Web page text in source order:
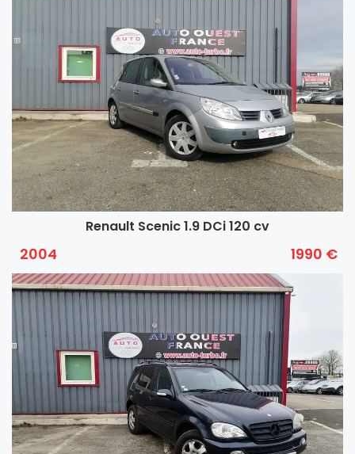
Renault Scenic 1.9 DCi 120 cv
2004 1990 €